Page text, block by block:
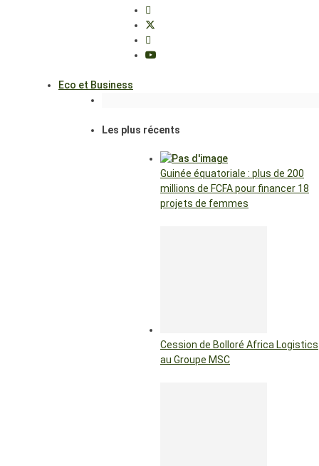
Eco et Business
Les plus récents
Guinée équatoriale : plus de 200
millions de FCFA pour financer 18
projets de femmes
Cession de Bolloré Africa Logistics
au Groupe MSC